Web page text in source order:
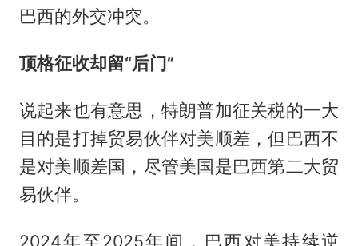
巴西的外交冲突。
顶格征收却留“后门”
说起来也有意思，特朗普加征关税的一大
目的是打掉贸易伙伴对美顺差，但巴西不
是对美顺差国，尽管美国是巴西第二大贸
易伙伴。
2024年至2025年间，巴西对美持续逆